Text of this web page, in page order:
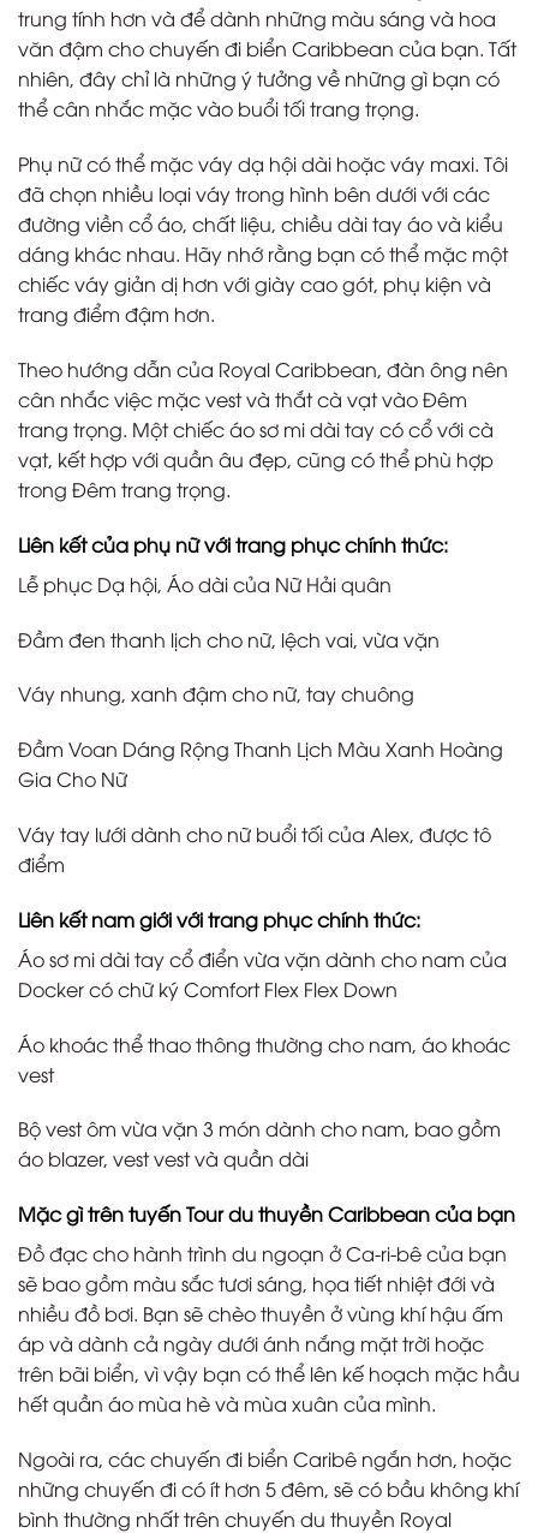
trung tính hơn và để dành những màu sáng và hoa
văn đậm cho chuyến đi biển Caribbean của bạn. Tất
nhiên, đây chỉ là những ý tưởng về những gì bạn có
thể cân nhắc mặc vào buổi tối trang trọng.
Phụ nữ có thể mặc váy dạ hội dài hoặc váy maxi. Tôi
đã chọn nhiều loại váy trong hình bên dưới với các
đường viền cổ áo, chất liệu, chiều dài tay áo và kiểu
dáng khác nhau. Hãy nhớ rằng bạn có thể mặc một
chiếc váy giản dị hơn với giày cao gót, phụ kiện và
trang điểm đậm hơn.
Theo hướng dẫn của Royal Caribbean, đàn ông nên
cân nhắc việc mặc vest và thắt cà vạt vào Đêm
trang trọng. Một chiếc áo sơ mi dài tay có cổ với cà
vạt, kết hợp với quần âu đẹp, cũng có thể phù hợp
trong Đêm trang trọng.
Liên kết của phụ nữ với trang phục chính thức:
Lễ phục Dạ hội, Áo dài của Nữ Hải quân
Đầm đen thanh lịch cho nữ, lệch vai, vừa vặn
Váy nhung, xanh đậm cho nữ, tay chuông
Đầm Voan Dáng Rộng Thanh Lịch Màu Xanh Hoàng
Gia Cho Nữ
Váy tay lưới dành cho nữ buổi tối của Alex, được tô
điểm
Liên kết nam giới với trang phục chính thức:
Áo sơ mi dài tay cổ điển vừa vặn dành cho nam của
Docker có chữ ký Comfort Flex Flex Down
Áo khoác thể thao thông thường cho nam, áo khoác
vest
Bộ vest ôm vừa vặn 3 món dành cho nam, bao gồm
áo blazer, vest vest và quần dài
Mặc gì trên tuyến Tour du thuyền Caribbean của bạn
Đồ đạc cho hành trình du ngoạn ở Ca-ri-bê của bạn
sẽ bao gồm màu sắc tươi sáng, họa tiết nhiệt đới và
nhiều đồ bơi. Bạn sẽ chèo thuyền ở vùng khí hậu ấm
áp và dành cả ngày dưới ánh nắng mặt trời hoặc
trên bãi biển, vì vậy bạn có thể lên kế hoạch mặc hầu
hết quần áo mùa hè và mùa xuân của mình.
Ngoài ra, các chuyến đi biển Caribê ngắn hơn, hoặc
những chuyến đi có ít hơn 5 đêm, sẽ có bầu không khí
bình thường nhất trên chuyến du thuyền Royal